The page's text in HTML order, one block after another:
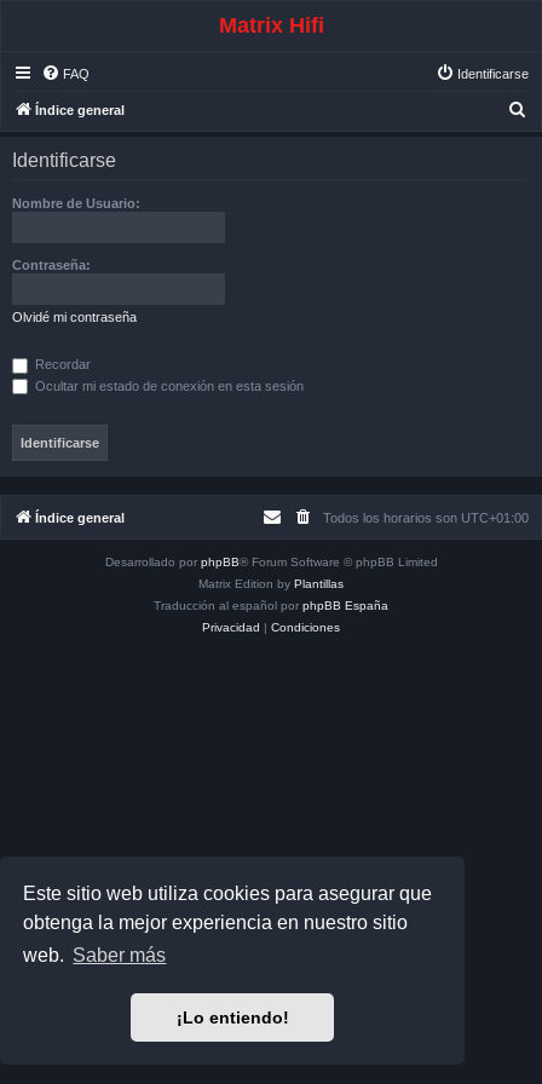
Este sitio web utiliza cookies para asegurar que
obtenga la mejor experiencia en nuestro sitio
web. Saber más
¡Lo entiendo!
Matrix Hifi
FAQ Identificarse
Índice general
Identificarse
Nombre de Usuario:
Contraseña:
Olvidé mi contraseña
Recordar
Ocultar mi estado de conexión en esta sesión
Índice general Todos los horarios son UTC+01:00
Desarrollado por phpBB® Forum Software © phpBB Limited
Matrix Edition by Plantillas
Traducción al español por phpBB España
Privacidad | Condiciones